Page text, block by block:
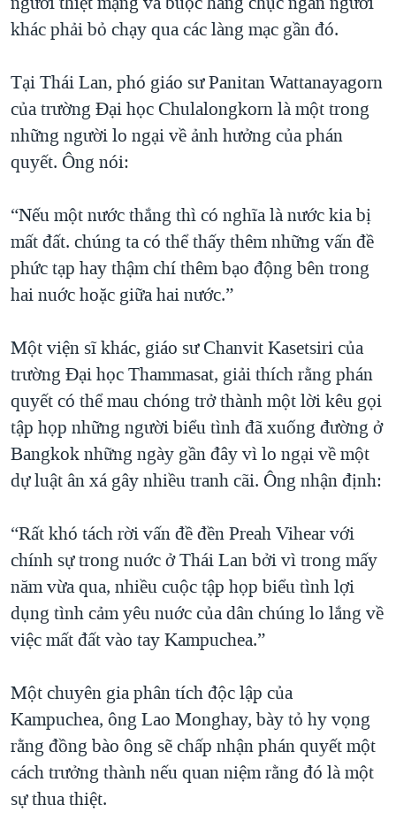
khác phải bỏ chạy qua các làng mạc gần đó.
Tại Thái Lan, phó giáo sư Panitan Wattanayagorn
của trường Ðại học Chulalongkorn là một trong
những người lo ngại về ảnh hưởng của phán
quyết. Ông nói:
“Nếu một nước thắng thì có nghĩa là nước kia bị
mất đất. chúng ta có thể thấy thêm những vấn đề
phức tạp hay thậm chí thêm bạo động bên trong
hai nuớc hoặc giữa hai nước.”
Một viện sĩ khác, giáo sư Chanvit Kasetsiri của
trường Ðại học Thammasat, giải thích rằng phán
quyết có thể mau chóng trở thành một lời kêu gọi
tập họp những người biểu tình đã xuống đường ở
Bangkok những ngày gần đây vì lo ngại về một
dự luật ân xá gây nhiều tranh cãi. Ông nhận định:
“Rất khó tách rời vấn đề đền Preah Vihear với
chính sự trong nuớc ở Thái Lan bởi vì trong mấy
năm vừa qua, nhiều cuộc tập họp biểu tình lợi
dụng tình cảm yêu nuớc của dân chúng lo lắng về
việc mất đất vào tay Kampuchea.”
Một chuyên gia phân tích độc lập của
Kampuchea, ông Lao Monghay, bày tỏ hy vọng
rằng đồng bào ông sẽ chấp nhận phán quyết một
cách trưởng thành nếu quan niệm rằng đó là một
sự thua thiệt.